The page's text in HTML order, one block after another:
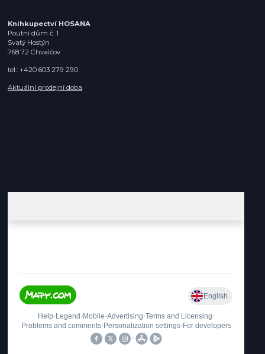
Knihkupectví HOSANA
Poutní dům č. 1
Svatý Hostýn
768 72 Chvalčov
tel.: +420 603 279 290
Aktuální prodejní doba